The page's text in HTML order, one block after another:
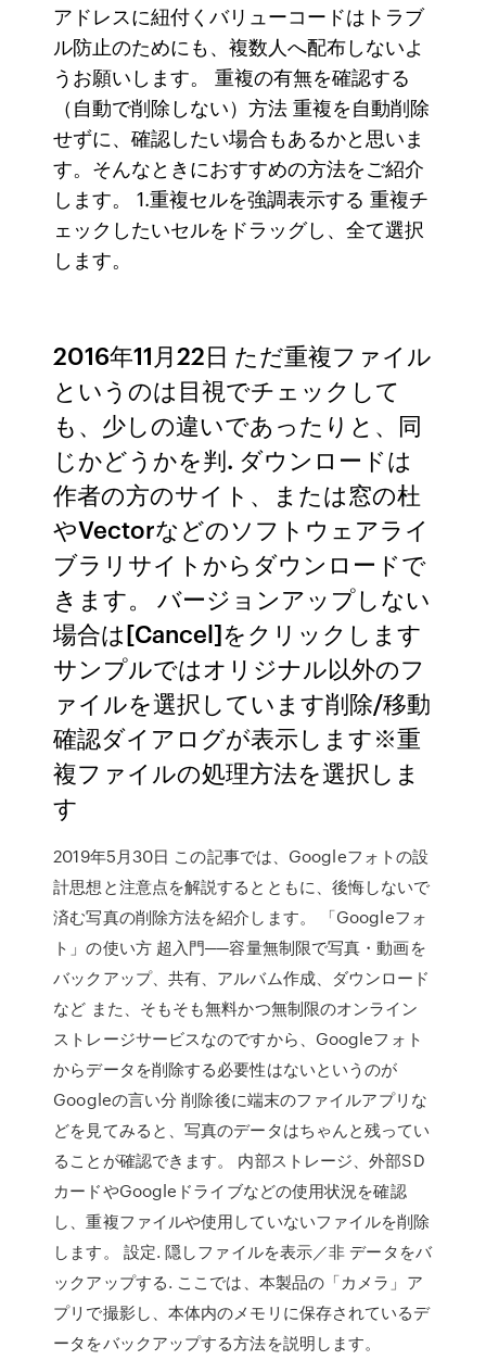
アドレスに紐付くバリューコードはトラブ
ル防止のためにも、複数人へ配布しないよ
うお願いします。 重複の有無を確認する
（自動で削除しない）方法 重複を自動削除
せずに、確認したい場合もあるかと思いま
す。そんなときにおすすめの方法をご紹介
します。 1.重複セルを強調表示する 重複チ
ェックしたいセルをドラッグし、全て選択
します。
2016年11月22日 ただ重複ファイル
というのは目視でチェックして
も、少しの違いであったりと、同
じかどうかを判. ダウンロードは
作者の方のサイト、または窓の杜
やVectorなどのソフトウェアライ
ブラリサイトからダウンロードで
きます。 バージョンアップしない
場合は[Cancel]をクリックします
サンプルではオリジナル以外のフ
ァイルを選択しています削除/移動
確認ダイアログが表示します※重
複ファイルの処理方法を選択しま
す
2019年5月30日 この記事では、Googleフォトの設
計思想と注意点を解説するとともに、後悔しないで
済む写真の削除方法を紹介します。 「Googleフォ
ト」の使い方 超入門──容量無制限で写真・動画を
バックアップ、共有、アルバム作成、ダウンロード
など また、そもそも無料かつ無制限のオンライン
ストレージサービスなのですから、Googleフォト
からデータを削除する必要性はないというのが
Googleの言い分 削除後に端末のファイルアプリな
どを見てみると、写真のデータはちゃんと残ってい
ることが確認できます。 内部ストレージ、外部SD
カードやGoogleドライブなどの使用状況を確認
し、重複ファイルや使用していないファイルを削除
します。 設定. 隠しファイルを表示／非 データをバ
ックアップする. ここでは、本製品の「カメラ」ア
プリで撮影し、本体内のメモリに保存されているデ
ータをバックアップする方法を説明します。